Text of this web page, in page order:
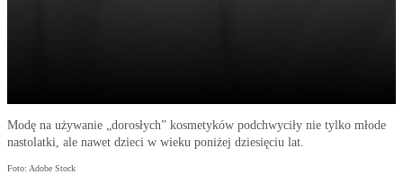
Modę na używanie „dorosłych” kosmetyków podchwyciły nie tylko młode
nastolatki, ale nawet dzieci w wieku poniżej dziesięciu lat.
Foto: Adobe Stock